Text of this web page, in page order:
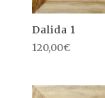
Dalida 1
120,00€